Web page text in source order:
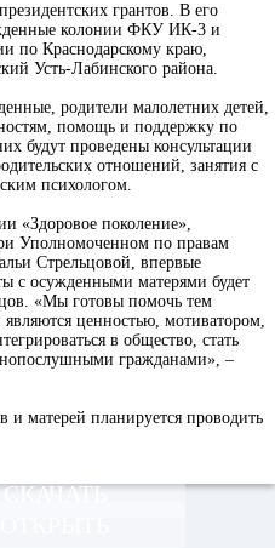
грантов. В его
колонии ФКУ ИК-3 и
Краснодарскому краю,
Усть-Лабинского района.
родители малолетних детей,
помощь и поддержку по
будут проведены консультации
отношений, занятия с
психологом.
«Здоровое поколение»,
Уполномоченном по правам
Стрельцовой, впервые
с осужденными матерями будет
«Мы готовы помочь тем
ценностью, мотиватором,
в общество, стать
гражданами», –
матерей планируется проводить
СКАЧАТЬ